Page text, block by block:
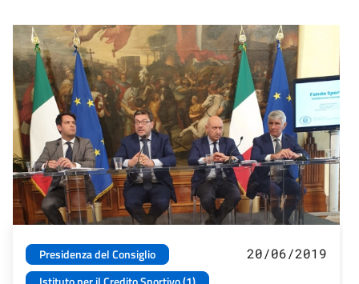
Presidenza del Consiglio
20/06/2019